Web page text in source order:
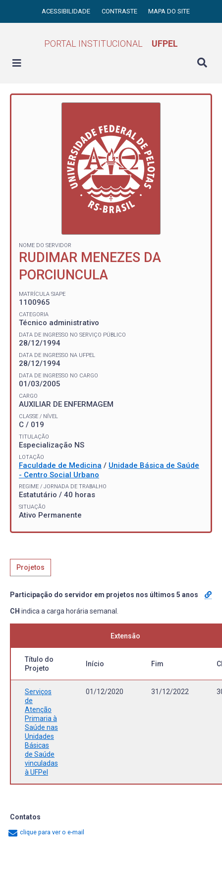
ACESSIBILIDADE CONTRASTE MAPA DO SITE
PORTAL INSTITUCIONAL UFPEL
NOME DO SERVIDOR
RUDIMAR MENEZES DA
PORCIUNCULA
MATRÍCULA SIAPE
1100965
CATEGORIA
Técnico administrativo
DATA DE INGRESSO NO SERVIÇO PÚBLICO
28/12/1994
DATA DE INGRESSO NA UFPEL
28/12/1994
DATA DE INGRESSO NO CARGO
01/03/2005
CARGO
AUXILIAR DE ENFERMAGEM
CLASSE / NÍVEL
C / 019
TITULAÇÃO
Especialização NS
LOTAÇÃO
Faculdade de Medicina / Unidade Básica de Saúde
- Centro Social Urbano
REGIME / JORNADA DE TRABALHO
Estatutário / 40 horas
SITUAÇÃO
Ativo Permanente
Projetos
Participação do servidor em projetos nos últimos 5 anos
CH indica a carga horária semanal.
Extensão
Título do
Projeto
Início Fim
Serviços
de
Atenção
Primaria à
Saúde nas
Unidades
Básicas
de Saúde
vinculadas
à UFPel
01/12/2020 31/12/2022
Contatos
clique para ver o e-mail